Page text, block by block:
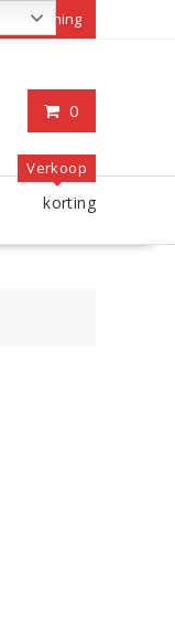
Mijn rekening
0
Verkoop
korting